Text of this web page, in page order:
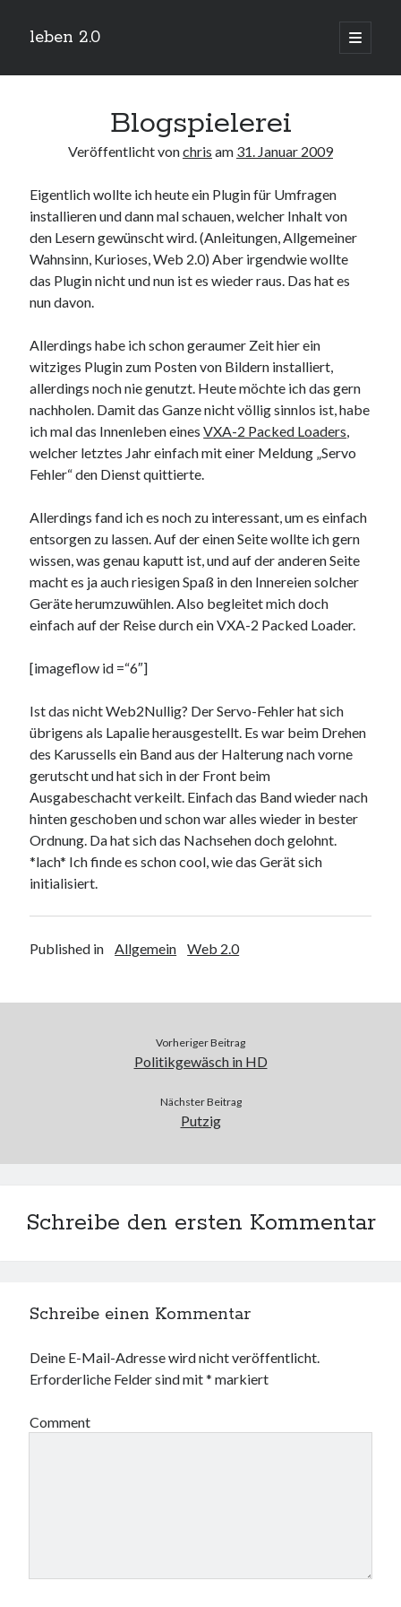
leben 2.0
öffnen
Sidebar
Neueste Beiträge
Arduino und BME 280
13. Januar 2019
Minecraft-Server
25. November 2018
Leben 2.0 Reloaded (?)
icinga critical/config: Error: Stack overflow while evaluating expression:
Recursion level too deep.
1. April 2018
Winterhüttentour 2018
9. März 2018
Neueste Kommentare
Michaelzu
the wink of nintendo DS lite
chris
VGN-P11Z auf SSD
Jan
VGN-P11Z auf SSD
zu VGN-P11Z Downgrade
Marlon
zu VGN-P11Z auf SSD
Kategorien
Allgemein
Gadgets
Mikrocontroller
Nützliches
Raspberry
Web 2.0
Youtube
Seiten
Running
Blogspielerei
Veröffentlicht vonchris am 31. Januar 2009
Eigentlich wollte ich heute ein Plugin für Umfragen
installieren und dann mal schauen, welcher Inhalt von
den Lesern gewünscht wird. (Anleitungen, Allgemeiner
Wahnsinn, Kurioses, Web 2.0) Aber irgendwie wollte
das Plugin nicht und nun ist es wieder raus. Das hat es
nun davon.
Allerdings habe ich schon geraumer Zeit hier ein
witziges Plugin zum Posten von Bildern installiert,
allerdings noch nie genutzt. Heute möchte ich das gern
nachholen. Damit das Ganze nicht völlig sinnlos ist, habe
ich mal das Innenleben einesVXA-2 Packed Loaders,
welcher letztes Jahr einfach mit einer Meldung „Servo
Fehler“ den Dienst quittierte.
Allerdings fand ich es noch zu interessant, um es einfach
entsorgen zu lassen. Auf der einen Seite wollte ich gern
wissen, was genau kaputt ist, und auf der anderen Seite
macht es ja auch riesigen Spaß in den Innereien solcher
Geräte herumzuwühlen. Also begleitet mich doch
einfach auf der Reise durch ein VXA-2 Packed Loader.
[imageflow id =“6″]
Ist das nicht Web2Nullig? Der Servo-Fehler hat sich
übrigens als Lapalie herausgestellt. Es war beim Drehen
des Karussells ein Band aus der Halterung nach vorne
gerutscht und hat sich in der Front beim
Ausgabeschacht verkeilt. Einfach das Band wieder nach
hinten geschoben und schon war alles wieder in bester
Ordnung. Da hat sich das Nachsehen doch gelohnt.
*lach* Ich finde es schon cool, wie das Gerät sich
initialisiert.
Published in Allgemein Web 2.0
Vorheriger Beitrag
Politikgewäsch in HD
Nächster Beitrag
Putzig
Schreibe den ersten Kommentar
Schreibe einen Kommentar
Deine E-Mail-Adresse wird nicht veröffentlicht.
Erforderliche Felder sind mit* markiert
Comment